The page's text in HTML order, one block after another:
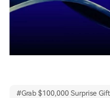
#Grab $100,000 Surprise